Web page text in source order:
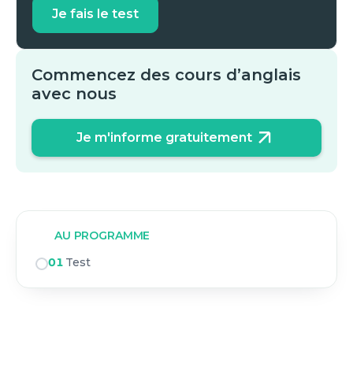
Je fais le test
Commencez des cours d’anglais
avec nous
Je m'informe gratuitement
AU PROGRAMME
01 Test